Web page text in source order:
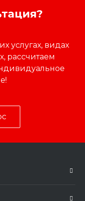
услугах, видах
рассчитаем